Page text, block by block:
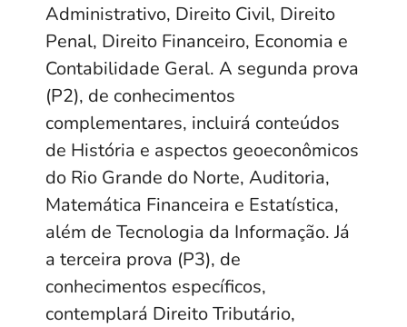
Administrativo, Direito Civil, Direito
Penal, Direito Financeiro, Economia e
Contabilidade Geral. A segunda prova
(P2), de conhecimentos
complementares, incluirá conteúdos
de História e aspectos geoeconômicos
do Rio Grande do Norte, Auditoria,
Matemática Financeira e Estatística,
além de Tecnologia da Informação. Já
a terceira prova (P3), de
conhecimentos específicos,
contemplará Direito Tributário,